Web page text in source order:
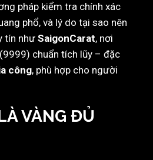
pháp kiểm tra chính xác
phổ, và lý do tại sao nên
tín nhưSaigonCarat, nơi
chuẩn tích lũy – đặc
công, phù hợp cho người
VÀNG ĐỦ